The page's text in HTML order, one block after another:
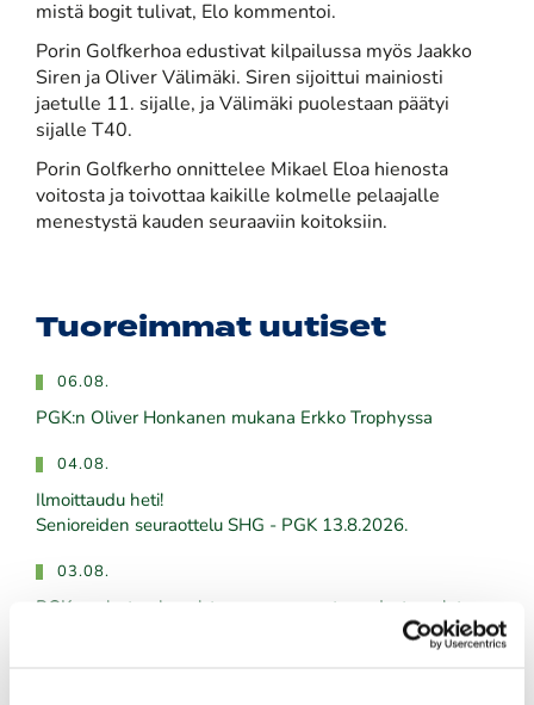
mistä bogit tulivat, Elo kommentoi.
Porin Golfkerhoa edustivat kilpailussa myös Jaakko
Siren ja Oliver Välimäki. Siren sijoittui mainiosti
jaetulle 11. sijalle, ja Välimäki puolestaan päätyi
sijalle T40.
Porin Golfkerho onnittelee Mikael Eloa hienosta
voitosta ja toivottaa kaikille kolmelle pelaajalle
menestystä kauden seuraaviin koitoksiin.
Tuoreimmat uutiset
06.08.
PGK:n Oliver Honkanen mukana Erkko Trophyssa
04.08.
Ilmoittaudu heti!
​​​​​​​Senioreiden seuraottelu SHG - PGK 13.8.2026.
03.08.
PGK:n miesten ja naisten seuran mestaruudesta pelataan